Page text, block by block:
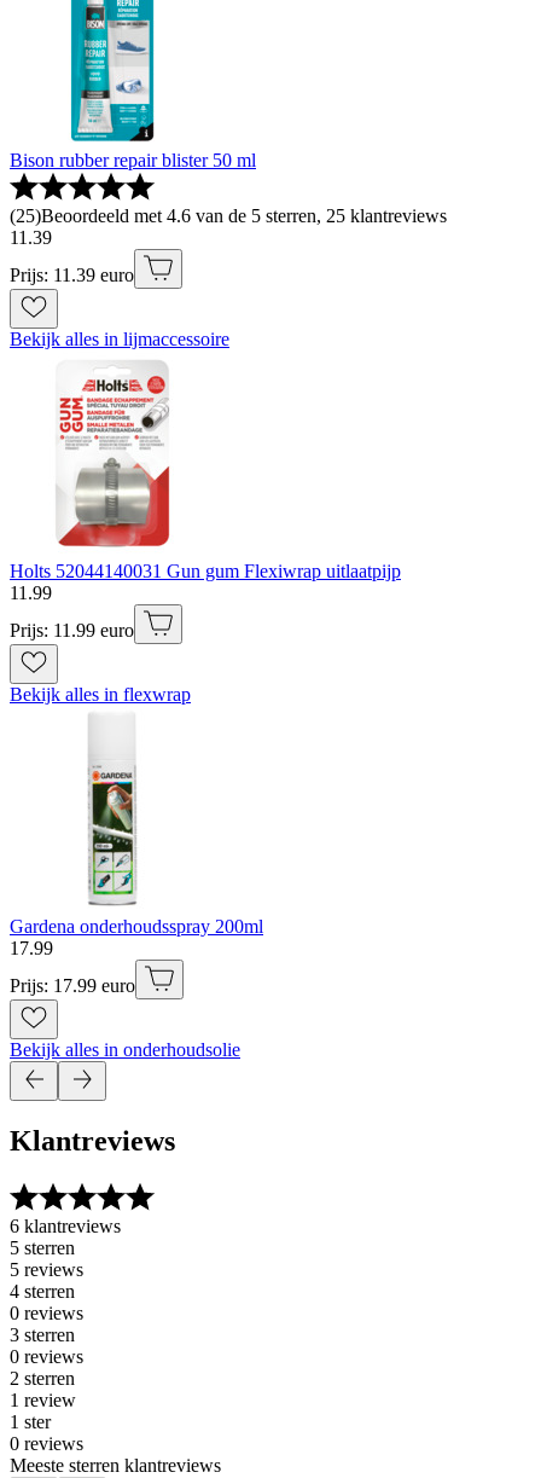
Bison rubber repair blister 50 ml
(25)Beoordeeld met 4.6 van de 5 sterren, 25 klantreviews
11.39
Prijs: 11.39 euro
Bekijk alles in lijmaccessoire
Holts 52044140031 Gun gum Flexiwrap uitlaatpijp
11.99
Prijs: 11.99 euro
Bekijk alles in flexwrap
Gardena onderhoudsspray 200ml
17.99
Prijs: 17.99 euro
Bekijk alles in onderhoudsolie
Klantreviews
6 klantreviews
5 sterren
5 reviews
4 sterren
0 reviews
3 sterren
0 reviews
2 sterren
1 review
1 ster
0 reviews
Meeste sterren klantreviews